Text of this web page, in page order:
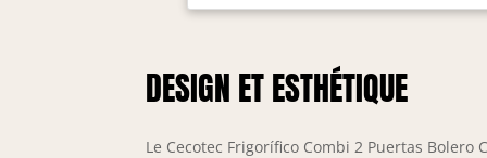
DESIGN ET ESTHÉTIQUE
Le Cecotec Frigorífico Combi 2 Puertas